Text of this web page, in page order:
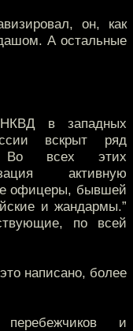
он, как
А остальные
в западных
вскрыт ряд
Во всех этих
активную
офицеры, бывшей
и жандармы.”
по всей
написано, более
и